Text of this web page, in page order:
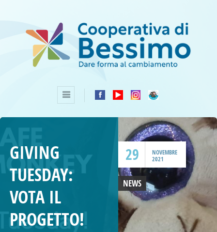
29
NOVEMBRE
2021
GIVING
TUESDAY:
VOTA IL
PROGETTO!
NEWS